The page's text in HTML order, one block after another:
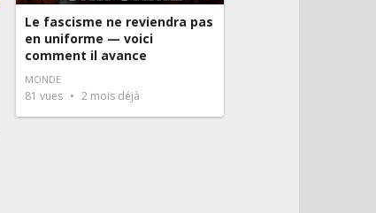
Le fascisme ne reviendra pas
en uniforme — voici
comment il avance
MONDE
81 vues 2 mois déjà